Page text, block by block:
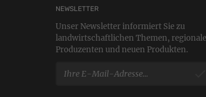
NEWSLETTER
Unser Newsletter informiert Sie zu
landwirtschaftlichen Themen,
Produzenten und neuen Produkten.